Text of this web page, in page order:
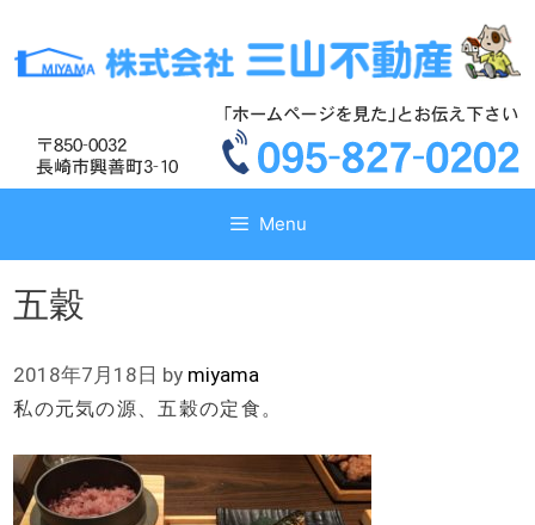
テ
ス
テ
ス
Menu
五穀
2018年7月18日 by miyama
私の元気の源、五穀の定食。